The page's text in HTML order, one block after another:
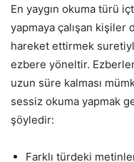
En yaygın okuma türü
yapmaya çalışan kişiler
hareket ettirmek
ezbere yöneltir.
uzun süre kalması
sessiz okuma yapmak
şöyledir:
Farklı türdeki